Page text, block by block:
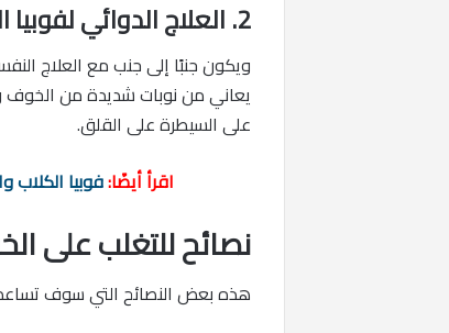
2. العلاج الدوائي لفوبيا الفئران
ويكون جنبًا إلى جنب مع العلاج
يعاني من نوبات شديدة من الخوف
على السيطرة على القلق.
اقرأ أيضًا:فوبيا
نصائح للتغلب على
هذه بعض النصائح التي سوف تساعد